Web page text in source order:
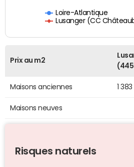
Loire-Atlantique
Lusanger (CC
Prix au m2
Maisons anciennes 1
Maisons neuves
Risques naturels